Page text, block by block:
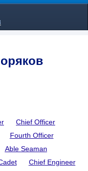
Chief Officer
Fourth Officer
Able Seaman
Chief Engineer